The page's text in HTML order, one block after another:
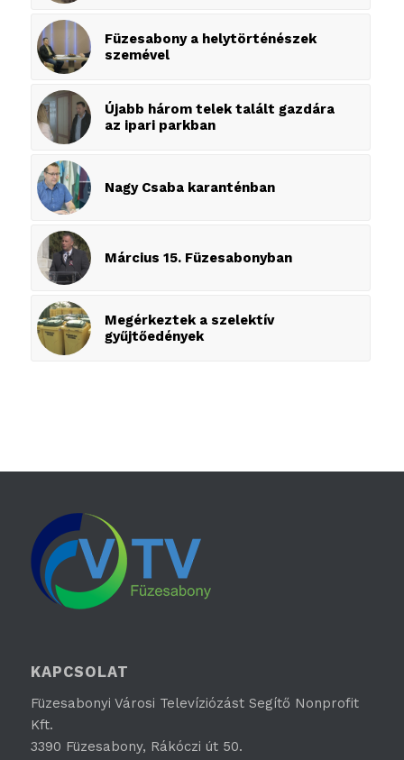
Füzesabony a helytörténészek
szemével
Újabb három telek talált gazdára
az ipari parkban
Nagy Csaba karanténban
Március 15. Füzesabonyban
Megérkeztek a szelektív
gyűjtőedények
KAPCSOLAT
Füzesabonyi Városi Televíziózást Segítő Nonprofit
Kft.
3390 Füzesabony, Rákóczi út 50.